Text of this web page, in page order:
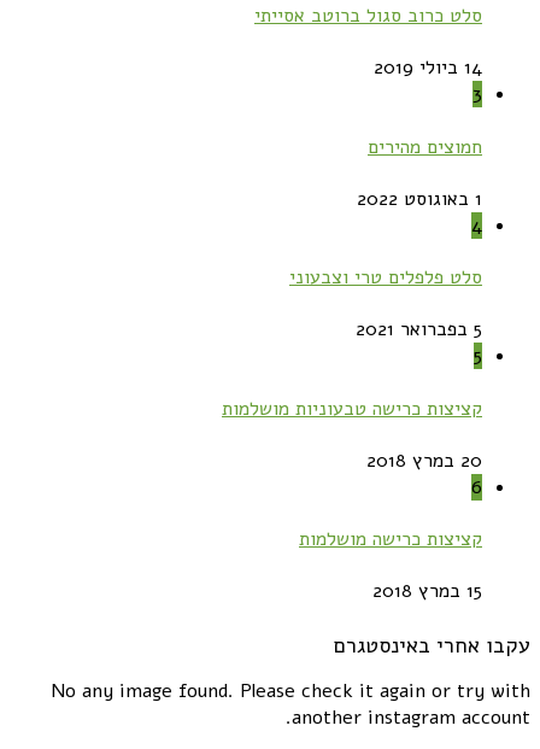
סלט כרוב סגול ברוטב אסייתי
14 ביולי 2019
3
חמוצים מהירים
1 באוגוסט 2022
4
סלט פלפלים טרי וצבעוני
5 בפברואר 2021
5
קציצות כרישה טבעוניות מושלמות
20 במרץ 2018
6
קציצות כרישה מושלמות
15 במרץ 2018
עקבו אחרי באינסטגרם
No any image found. Please check it again or try with
another instagram account.